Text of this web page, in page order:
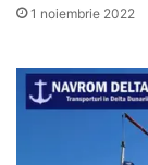
1 noiembrie 2022